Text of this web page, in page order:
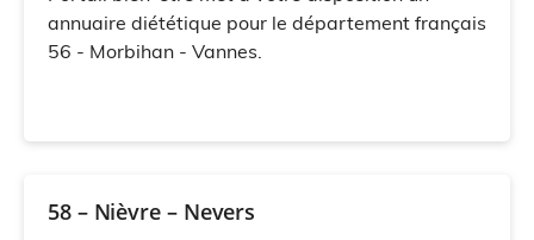
annuaire diététique pour le département français
56 - Morbihan - Vannes.
58 – Nièvre – Nevers